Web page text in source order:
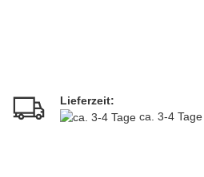
Lieferzeit:
ca. 3-4 Tage